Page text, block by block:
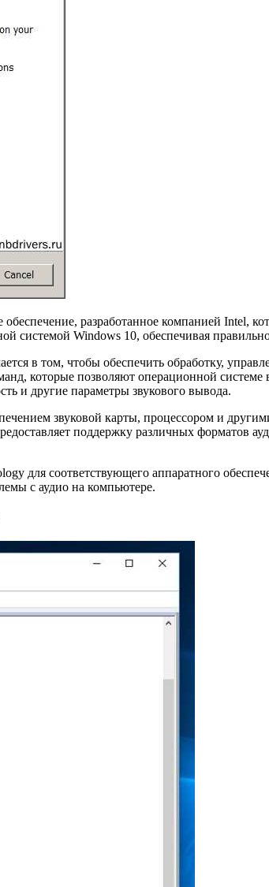
разработанное компанией Intel,
системой Windows 10, обеспечивая
в том, чтобы обеспечить обработку,
которые позволяют операционной системе
и другие параметры звукового вывода.
звуковой карты, процессором и
поддержку различных форматов
для соответствующего аппаратного
с аудио на компьютере.